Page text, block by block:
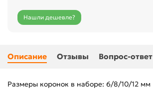
Нашли дешевле?
Описание Отзывы Вопрос-ответ
Размеры коронок в наборе: 6/8/10/12 мм